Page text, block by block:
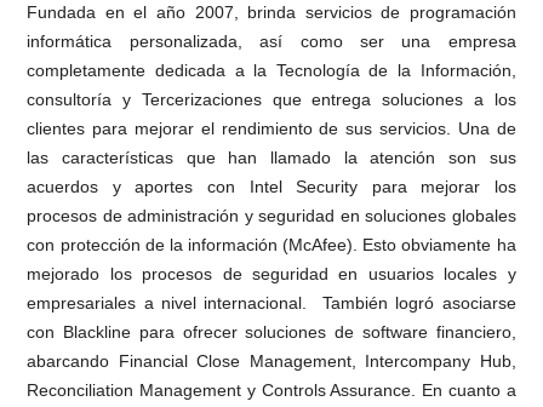
Fundada en el año 2007, brinda servicios de programación
informática personalizada, así como ser una empresa
completamente dedicada a la Tecnología de la Información,
consultoría y Tercerizaciones que entrega soluciones a los
clientes para mejorar el rendimiento de sus servicios. Una de
las características que han llamado la atención son sus
acuerdos y aportes con Intel Security para mejorar los
procesos de administración y seguridad en soluciones globales
con protección de la información (McAfee). Esto obviamente ha
mejorado los procesos de seguridad en usuarios locales y
empresariales a nivel internacional. También logró asociarse
con Blackline para ofrecer soluciones de software financiero,
abarcando Financial Close Management, Intercompany Hub,
Reconciliation Management y Controls Assurance. En cuanto a